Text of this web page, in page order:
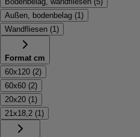
Außen, bodenbelag (1)
Wandfliesen (1)
Format cm
60x120 (2)
60x60 (2)
20x20 (1)
21x18,2 (1)